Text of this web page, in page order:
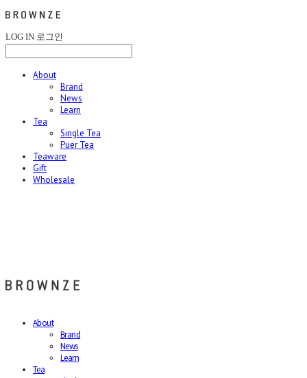
LOG IN 로그인
About
Brand
News
Learn
Tea
Single Tea
Puer Tea
Teaware
Gift
Wholesale
About
Brand
News
Learn
Tea